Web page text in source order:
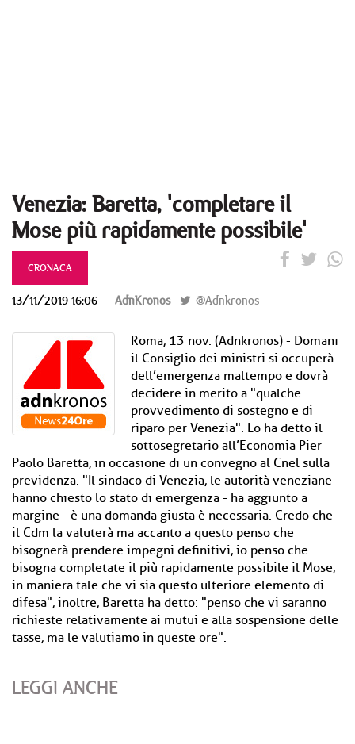
Venezia: Baretta, 'completare il
Mose più rapidamente possibile'
CRONACA
13/11/2019 16:06 AdnKronos @Adnkronos
Roma, 13 nov. (Adnkronos) - Domani
il Consiglio dei ministri si occuperà
dell’emergenza maltempo e dovrà
decidere in merito a "qualche
provvedimento di sostegno e di
riparo per Venezia". Lo ha detto il
sottosegretario all’Economia Pier
Paolo Baretta, in occasione di un convegno al Cnel sulla
previdenza. "Il sindaco di Venezia, le autorità veneziane
hanno chiesto lo stato di emergenza - ha aggiunto a
margine - è una domanda giusta è necessaria. Credo che
il Cdm la valuterà ma accanto a questo penso che
bisognerà prendere impegni definitivi, io penso che
bisogna completate il più rapidamente possibile il Mose,
in maniera tale che vi sia questo ulteriore elemento di
difesa", inoltre, Baretta ha detto: "penso che vi saranno
richieste relativamente ai mutui e alla sospensione delle
tasse, ma le valutiamo in queste ore".
LEGGI ANCHE